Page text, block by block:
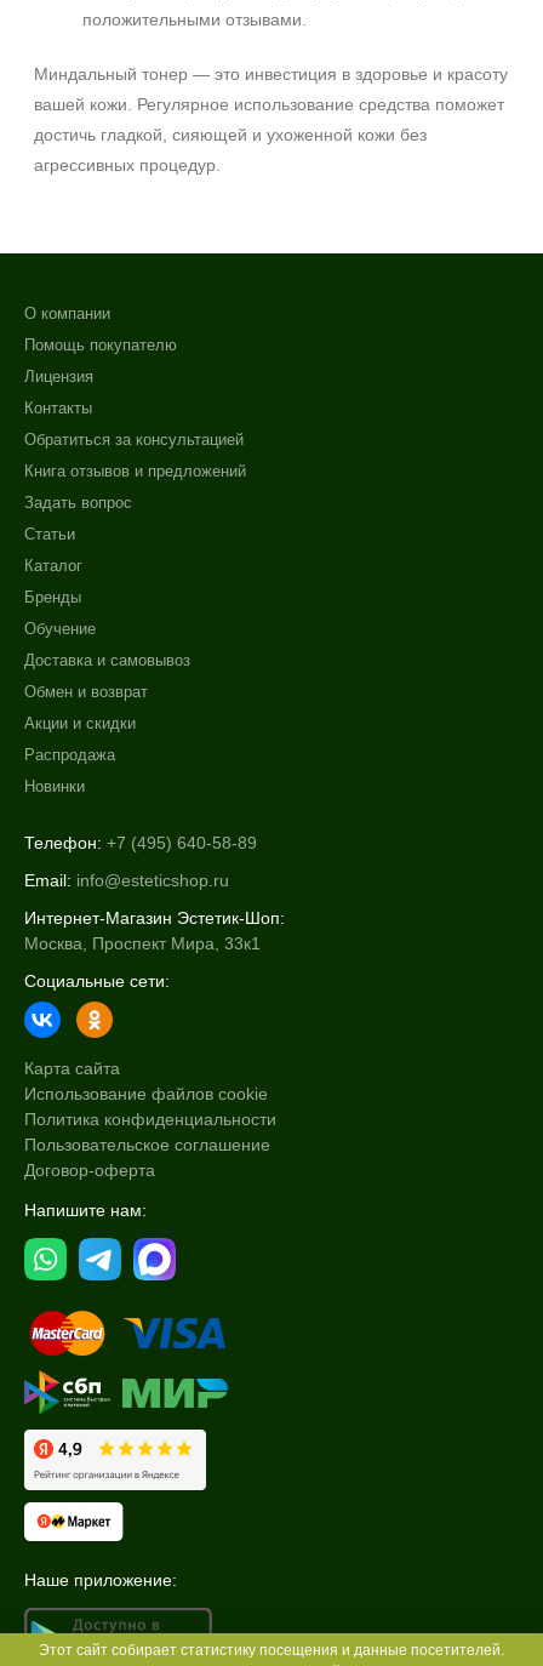
положительными отзывами.
Миндальный тонер — это инвестиция в здоровье и красоту
вашей кожи. Регулярное использование средства поможет
достичь гладкой, сияющей и ухоженной кожи без
агрессивных процедур.
О компании
Помощь покупателю
Лицензия
Контакты
Обратиться за консультацией
Книга отзывов и предложений
Задать вопрос
Статьи
Каталог
Бренды
Обучение
Доставка и самовывоз
Обмен и возврат
Акции и скидки
Распродажа
Новинки
Телефон: +7 (495) 640-58-89
Email: info@esteticshop.ru
Интернет-Магазин Эстетик-Шоп:
Москва, Проспект Мира, 33к1
Социальные сети:
Карта сайта
Использование файлов cookie
Политика конфиденциальности
Пользовательское соглашение
Договор-оферта
Напишите нам:
Наше приложение:
Этот сайт собирает статистику посещения и данные посетителей.